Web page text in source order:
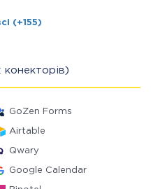
(+155)
GoZen Forms
Airtable
Qwary
Google Calendar